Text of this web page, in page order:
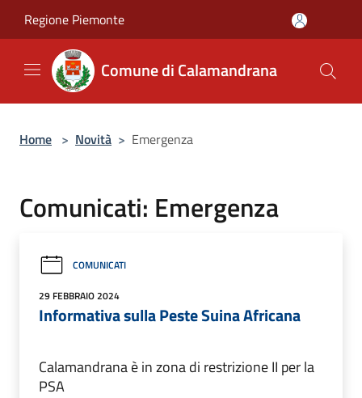
Regione Piemonte
Comune di Calamandrana
Home > Novità > Emergenza
Comunicati: Emergenza
COMUNICATI
29 FEBBRAIO 2024
Informativa sulla Peste Suina Africana
Calamandrana è in zona di restrizione II per la
PSA